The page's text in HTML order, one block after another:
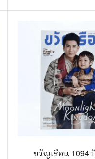
ขวัญเรือน 1094
👨‍❤️‍👨 การ์ตูนวาย การ์ตูน
🕰️ การ์ตูนยุคเก่า
❤️ รัก โรแมนติก
🎭 ดราม่า ชีวิต เรื่องจริง
💀 ผี สยองขวัญ ระทึกข
🐾 เกี่ยวกับสัตว์
🎻 การ์ตูนดนตรี